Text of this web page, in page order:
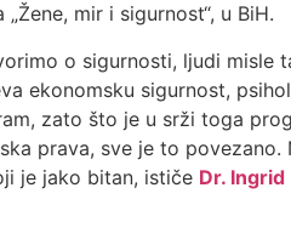
mir i sigurnost“, u BiH.
o sigurnosti, ljudi misle
ekonomsku sigurnost,
zato što je u srži toga
prava, sve je to povezano.
je jako bitan, ističe Dr. Ingrid